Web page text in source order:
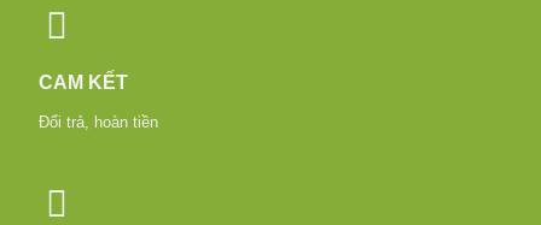
CAM KẾT
Đổi trả, hoàn tiền